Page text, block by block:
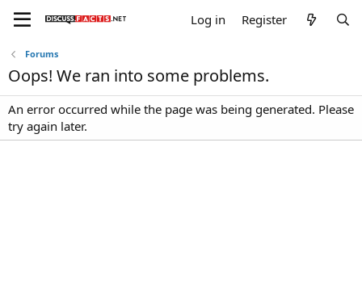
Log in Register
Forums
Oops! We ran into some problems.
An error occurred while the page was being generated. Please
try again later.